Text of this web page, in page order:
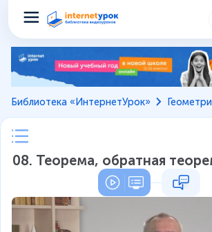
Библиотека «ИнтернетУрок»
08. Теорема, обратная